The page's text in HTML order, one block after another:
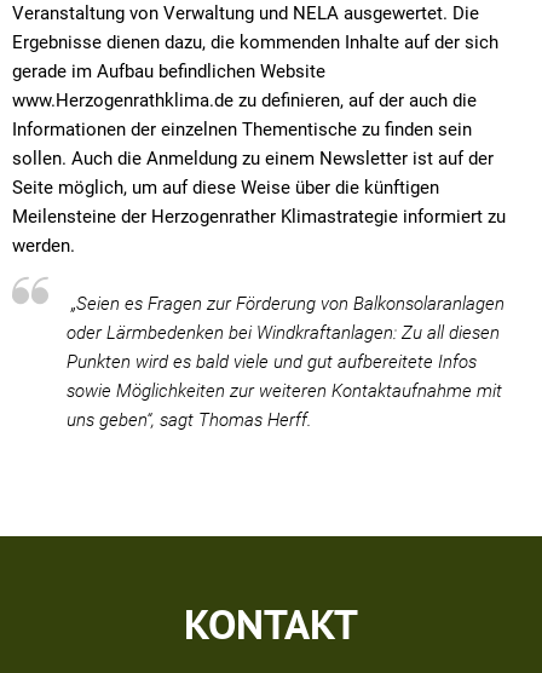
Veranstaltung von Verwaltung und NELA ausgewertet. Die
Ergebnisse dienen dazu, die kommenden Inhalte auf der sich
gerade im Aufbau befindlichen Website
www.Herzogenrathklima.de zu definieren, auf der auch die
Informationen der einzelnen Thementische zu finden sein
sollen. Auch die Anmeldung zu einem Newsletter ist auf der
Seite möglich, um auf diese Weise über die künftigen
Meilensteine der Herzogenrather Klimastrategie informiert zu
werden.
„Seien es Fragen zur Förderung von Balkonsolaranlagen
oder Lärmbedenken bei Windkraftanlagen: Zu all diesen
Punkten wird es bald viele und gut aufbereitete Infos
sowie Möglichkeiten zur weiteren Kontaktaufnahme mit
uns geben“, sagt Thomas Herff.
KONTAKT